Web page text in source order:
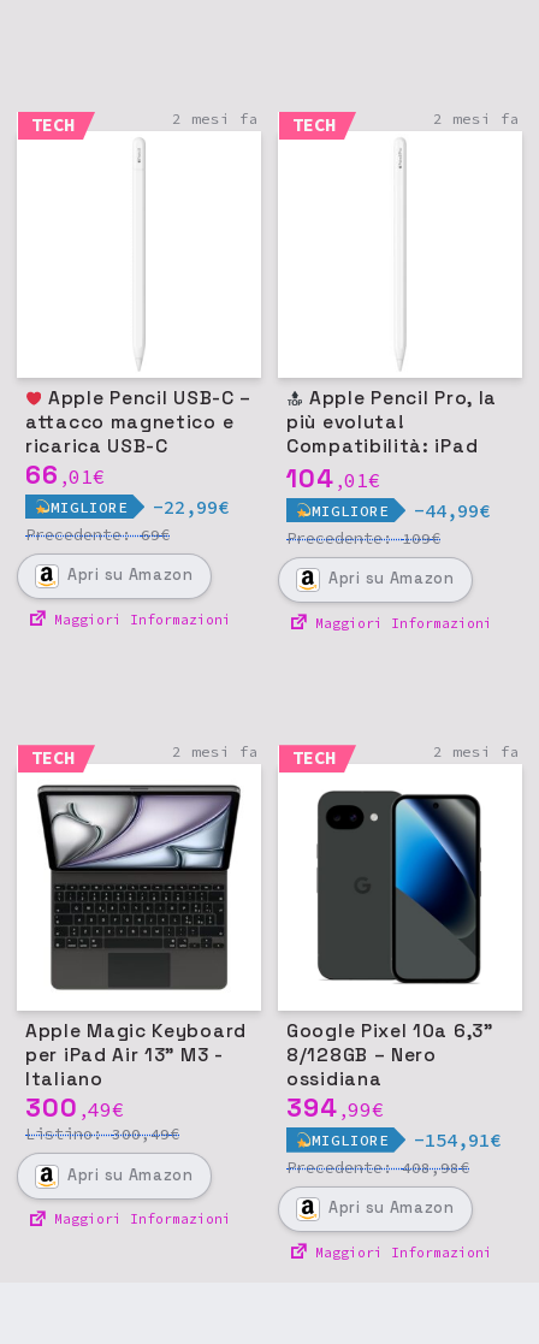
TECH 2 mesi fa
Apple Pencil USB-C –
attacco magnetico e
ricarica USB-C
66 ,01€
MIGLIORE -22,99€
Precedente:69€
Apri su Amazon
Maggiori Informazioni
TECH 2 mesi fa
Apple Pencil Pro, la
più evoluta!
Compatibilità: iPad
Pro 11/13 M4, iPad Air
11/13 M2, iPad mini
(A17 Pro)
104 ,01€
MIGLIORE -44,99€
Precedente:109€
Apri su Amazon
Maggiori Informazioni
TECH 2 mesi fa
Apple Magic Keyboard
per iPad Air 13" M3 -
Italiano
300 ,49€
Listino:300,49€
Apri su Amazon
Maggiori Informazioni
TECH 2 mesi fa
Google Pixel 10a 6,3"
8/128GB – Nero
ossidiana
394 ,99€
MIGLIORE -154,91€
Precedente:408,98€
Apri su Amazon
Maggiori Informazioni